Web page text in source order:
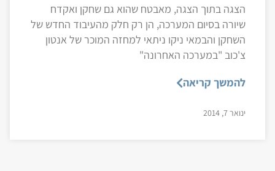
הצגה בתוך הצגה, מאבטח שהוא גם שחקן ואקדח
שיורה בסיום המערכה, הן רק חלק מהעיבוד החדש של
השחקן והבמאי ניקו ניתאי למחזה המוכר של אנטון
צ'כוב "במערכה האחרונה"
להמשך קריאה
ינואר 7, 2014